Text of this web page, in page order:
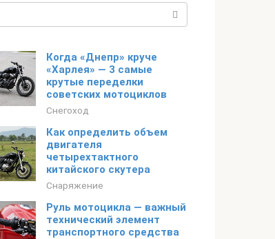
Когда «Днепр» круче
«Харлея» — 3 самые
крутые переделки
советских мотоциклов
Снегоход
Как определить объем
двигателя
четырехтактного
китайского скутера
Снаряжение
Руль мотоцикла — важный
технический элемент
транспортного средства